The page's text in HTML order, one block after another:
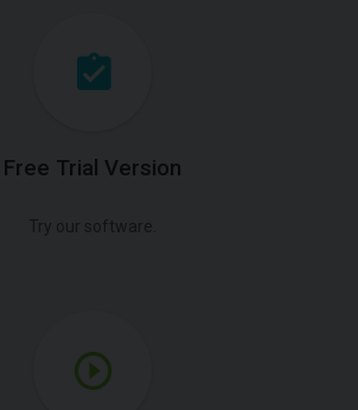
Free Trial Version